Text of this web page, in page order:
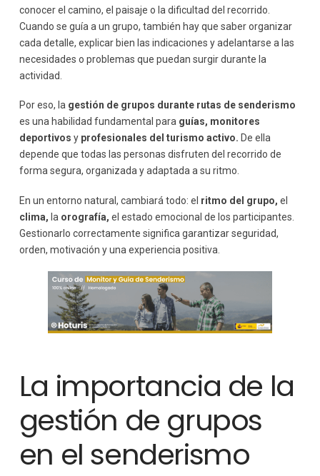
Posicionamiento estratégico del guía
Ritmo adecuado
Cohesión del grupo
Control del entorno
Seguridad y prevención de riesgos
Identificación de riesgos
Primeros auxilios
Plan de emergencia
Manejo de la motivación y del clima emocional del grupo
Mantener la motivación
Crear un ambiente agradable
Actividades complementarias para enriquecer la
experiencia
Después de la ruta: cierre, análisis y retroalimentación
Conclusión: Liderar con seguridad, empatía y
profesionalismo
conocer el camino, el paisaje o la dificultad del recorrido.
Cuando se guía a un grupo, también hay que saber organizar
cada detalle, explicar bien las indicaciones y adelantarse a las
necesidades o problemas que puedan surgir durante la
actividad.
Por eso, la gestión de grupos durante rutas de senderismo
es una habilidad fundamental para guías, monitores
deportivos yprofesionales del turismo activo. De ella
depende que todas las personas disfruten del recorrido de
forma segura, organizada y adaptada a su ritmo.
En un entorno natural, cambiará todo: el ritmo del grupo, el
clima, la orografía, el estado emocional de los participantes.
Gestionarlo correctamente significa garantizar seguridad,
orden, motivación y una experiencia positiva.
La importancia de la
gestión de grupos
en el senderismo